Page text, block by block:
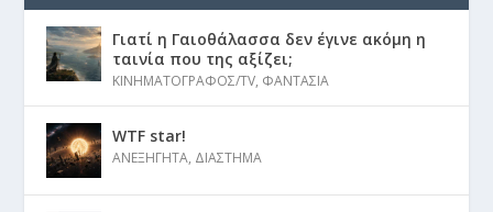
Γιατί η Γαιοθάλασσα δεν έγινε ακόμη η
ταινία που της αξίζει;
ΚΙΝΗΜΑΤΟΓΡΑΦΟΣ/TV, ΦΑΝΤΑΣΙΑ
WTF star!
ΑΝΕΞΗΓΗΤΑ, ΔΙΑΣΤΗΜΑ